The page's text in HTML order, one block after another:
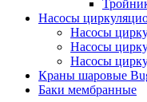
Насосы
Насосы
Насосы
Насосы
Краны шаровые
Баки мембранные